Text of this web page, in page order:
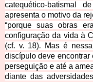
catequético-batismal
apresenta o motivo da
“porque suas obras
configuração da vida à
(cf. v. 18). Mas é
discípulo deve encontrar
perseguição e até a
diante das